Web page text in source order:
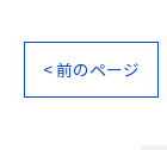
< 前のページ